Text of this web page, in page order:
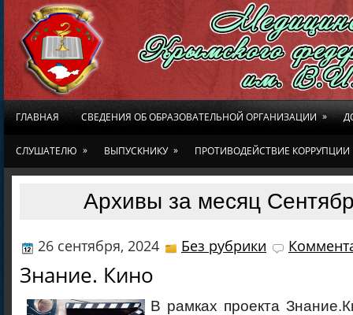
ГЛАВНАЯ СВЕДЕНИЯ ОБ ОБРАЗОВАТЕЛЬНОЙ ОРГАНИЗАЦИИ »
СЛУШАТЕЛЮ » ВЫПУСКНИКУ » ПРОТИВОДЕЙСТВИЕ КОРРУПЦИИ
Архивы за месяц
26 сентября, 2024 Без рубрики
Знание. Кино
В рамках проекта